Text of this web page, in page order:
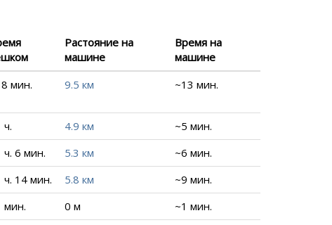
Растояние на
машине
Время на
машине
мин. 9.5 км ~13 мин.
ч. 4.9 км
~5 мин.
ч. 6 мин. 5.3 км
~6 мин.
ч. 14 мин. 5.8 км
~9 мин.
мин. 0 м
~1 мин.